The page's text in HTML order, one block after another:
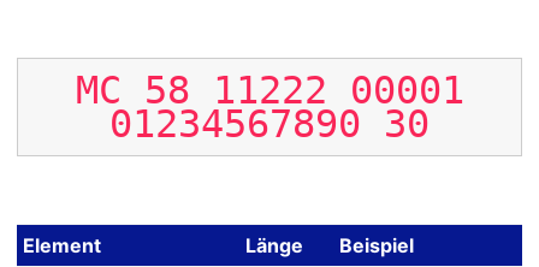
MC 58 11222 00001
01234567890 30
Element Länge
Beispiel